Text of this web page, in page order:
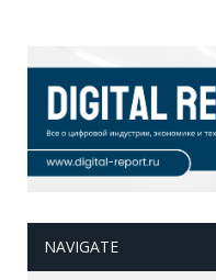
NAVIGATE